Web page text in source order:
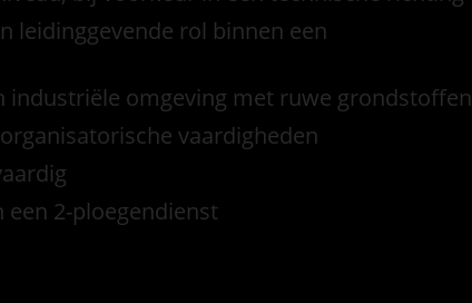
leidinggevende rol binnen een
omgeving met ruwe grondstoffen
vaardigheden
2-ploegendienst